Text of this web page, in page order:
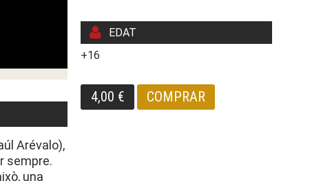
Arévalo),
sempre.
una
EDAT
+16
4,00 € COMPRAR